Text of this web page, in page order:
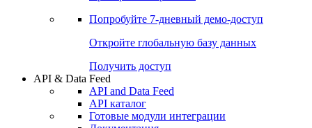
Чат
Проверка контрагента
Попробуйте7-дневный
Откройте глобальную базу данных
Получить доступ